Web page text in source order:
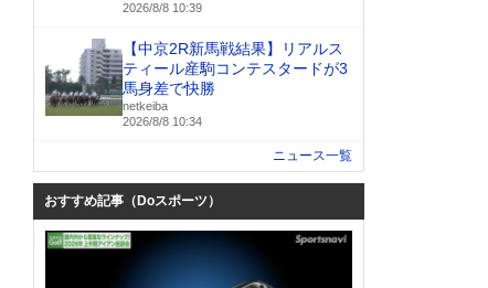
2026/8/8 10:39
【中京2R新馬戦結果】リアルス
ティール産駒コンテスタードが3
馬身差で快勝
netkeiba
2026/8/8 10:34
ニュース一覧
おすすめ記事（Doスポーツ）